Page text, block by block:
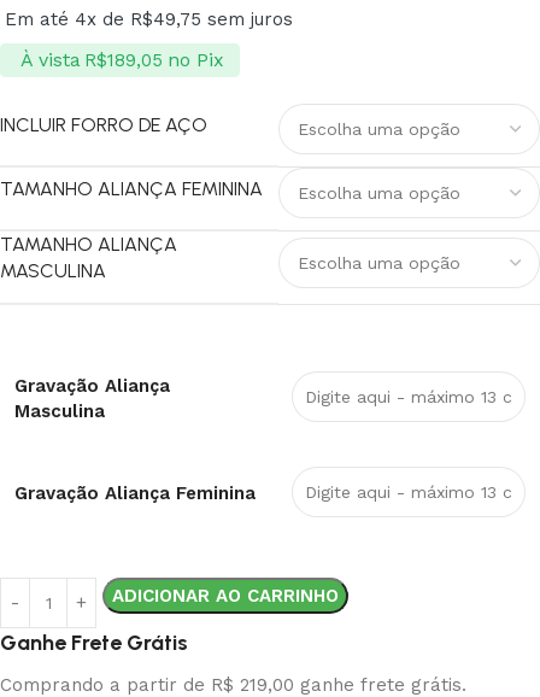
Em até 4x de R$49,75 sem juros
À vista R$189,05 no Pix
INCLUIR FORRO DE AÇO
TAMANHO ALIANÇA FEMININA
TAMANHO ALIANÇA
MASCULINA
Gravação Aliança
Masculina
Gravação Aliança Feminina
ADICIONAR AO CARRINHO
Ganhe Frete Grátis
Comprando a partir de R$ 219,00 ganhe frete grátis.